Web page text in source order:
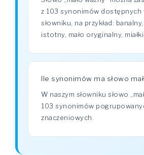
z 103 synonimów dostępnych
słowniku, na przykład: banalny,
istotny, mało oryginalny, miałki.
Ile synonimów ma słowo
W naszym słowniku słowo
103 synonimów
znaczeniowych.